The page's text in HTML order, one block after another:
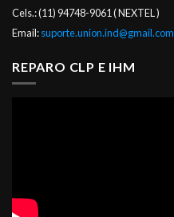
Cels.: (11) 94748-9061 ( NEXTEL )
Email:suporte.union.ind@gmail.com
REPARO CLP E IHM